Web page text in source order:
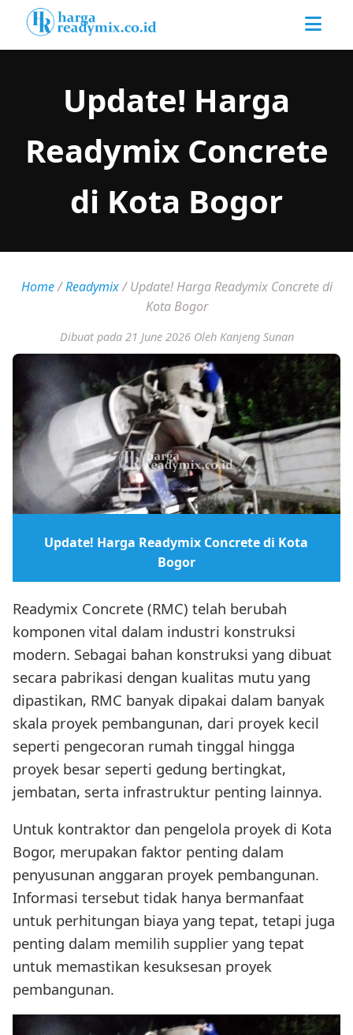
Update! Harga
Readymix Concrete
di Kota Bogor
Home/Readymix/Update! Harga Readymix Concrete di
Kota Bogor
Dibuat pada 21 June 2026 Oleh Kanjeng Sunan
Update! Harga Readymix Concrete di Kota
Bogor
Readymix Concrete (RMC) telah berubah
komponen vital dalam industri konstruksi
modern. Sebagai bahan konstruksi yang dibuat
secara pabrikasi dengan kualitas mutu yang
dipastikan, RMC banyak dipakai dalam banyak
skala proyek pembangunan, dari proyek kecil
seperti pengecoran rumah tinggal hingga
proyek besar seperti gedung bertingkat,
jembatan, serta infrastruktur penting lainnya.
Untuk kontraktor dan pengelola proyek di Kota
Bogor, merupakan faktor penting dalam
penyusunan anggaran proyek pembangunan.
Informasi tersebut tidak hanya bermanfaat
untuk perhitungan biaya yang tepat, tetapi juga
penting dalam memilih supplier yang tepat
untuk memastikan kesuksesan proyek
pembangunan.